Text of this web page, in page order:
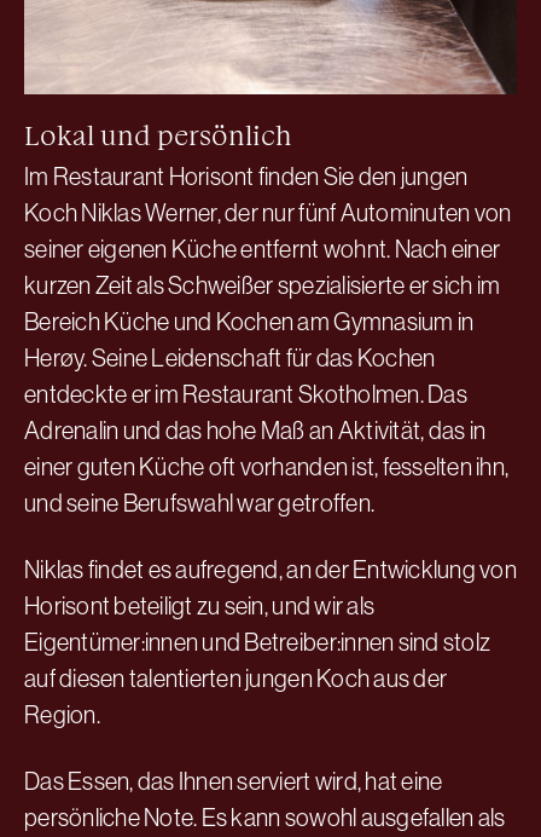
Lokal und persönlich
Im Restaurant Horisont finden Sie den jungen
Koch Niklas Werner, der nur fünf Autominuten von
seiner eigenen Küche entfernt wohnt. Nach einer
kurzen Zeit als Schweißer spezialisierte er sich im
Bereich Küche und Kochen am Gymnasium in
Herøy. Seine Leidenschaft für das Kochen
entdeckte er im Restaurant Skotholmen. Das
Adrenalin und das hohe Maß an Aktivität, das in
einer guten Küche oft vorhanden ist, fesselten ihn,
und seine Berufswahl war getroffen.
Niklas findet es aufregend, an der Entwicklung von
Horisont beteiligt zu sein, und wir als
Eigentümer:innen und Betreiber:innen sind stolz
auf diesen talentierten jungen Koch aus der
Region.
Das Essen, das Ihnen serviert wird, hat eine
persönliche Note. Es kann sowohl ausgefallen als